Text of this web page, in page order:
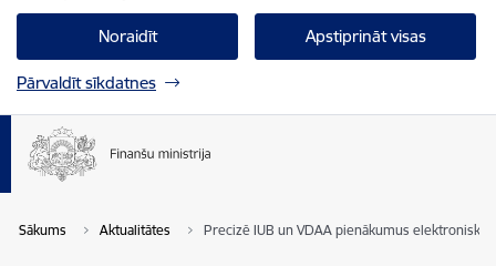
Noraidīt Apstiprināt visas
Pārvaldīt sīkdatnes
Sākums Aktualitātes Precizē IUB un VDAA pienākumus